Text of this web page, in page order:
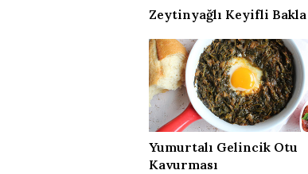
Zeytinyağlı Keyifli Bakla
Yumurtalı Gelincik Otu
Kavurması